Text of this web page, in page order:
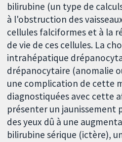
bilirubine (un type de
à l'obstruction des
cellules falciformes et à la
de vie de ces cellules. La
intrahépatique
drépanocytaire (anomalie
une complication de cette
diagnostiquées avec cette
présenter un jaunissement
des yeux dû à une
bilirubine sérique (ictère),